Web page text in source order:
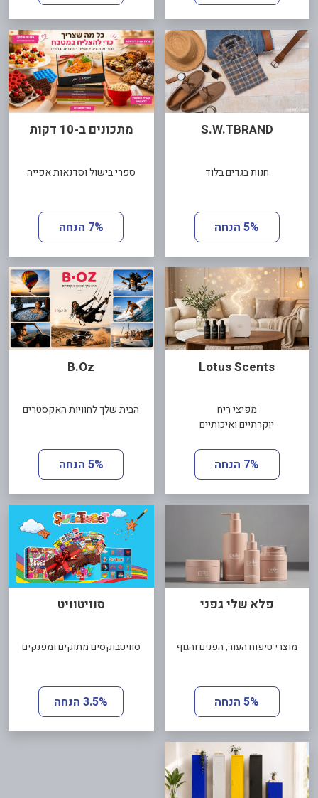
S.W.TBRAND
חנות בגדים בלוד
5% הנחה
מתכונים ב-10 דקות
ספרי בישול וסדנאות אפייה
7% הנחה
Lotus Scents
מפיצי ריח
יוקרתיים ואיכותיים
7% הנחה
B.Oz
הבית שלך לחוויות האקסטרים
5% הנחה
פלא שלי גפני
מוצרי טיפוח העור, הפנים והגוף
5% הנחה
סוויטוויט
סוויטבוקסים מתוקים ומפנקים
3.5% הנחה